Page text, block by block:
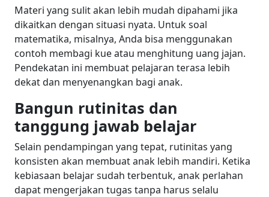
Materi yang sulit akan lebih mudah dipahami jika
dikaitkan dengan situasi nyata. Untuk soal
matematika, misalnya, Anda bisa menggunakan
contoh membagi kue atau menghitung uang jajan.
Pendekatan ini membuat pelajaran terasa lebih
dekat dan menyenangkan bagi anak.
Bangun rutinitas dan
tanggung jawab belajar
Selain pendampingan yang tepat, rutinitas yang
konsisten akan membuat anak lebih mandiri. Ketika
kebiasaan belajar sudah terbentuk, anak perlahan
dapat mengerjakan tugas tanpa harus selalu